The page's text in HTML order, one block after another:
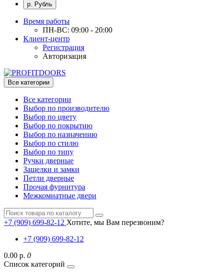
р. Рубль
Время работы
ПН-ВС: 09:00 - 20:00
Клиент-центр
Регистрация
Авторизация
Все категории
Все категории
Выбор по производителю
Выбор по цвету
Выбор по покрытию
Выбор по назначению
Выбор по стилю
Выбор по типу
Ручки дверные
Защелки и замки
Петли дверные
Прочая фурнитура
Межкомнатные двери
+7 (909) 699-82-12 Хотите, мы Вам перезвоним?
+7 (909) 699-82-12
0.00 р. 0
Список категорий